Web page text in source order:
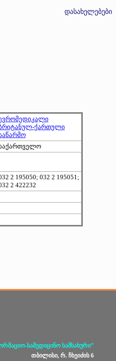
დასახელებები
ქართული
2 195050; 032 2 195051;
2 422232
სამედიცინო სამსახური”
თბილისი, რ. ჩხეიძის 6